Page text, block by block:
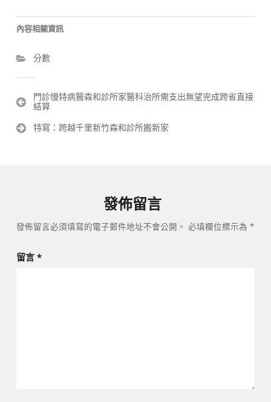
內容相關資訊
分數
文
章
導
覽
門診慢特病醫森和診所家醫科治所需支出無望完成跨省直接
結算
特寫：跨越千里新竹森和診所搬新家
發佈留言
發佈留言必須填寫的電子郵件地址不會公開。 必填欄位標示為 *
留言 *